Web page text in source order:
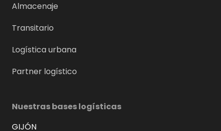
Almacenaje
Transitario
Logística urbana
Partner logístico
Nuestras bases logísticas
GIJÓN